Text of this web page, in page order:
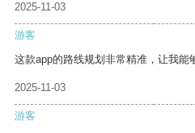
2025-11-03
游客
这款app的路线规划非常精准，让我能
2025-11-03
游客